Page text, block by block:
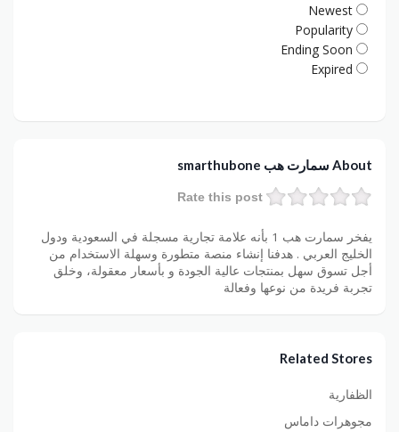
Newest
Popularity
Ending Soon
Expired
About سمارت هب smarthubone
Rate this post
يفخر سمارت هب 1 بأنه علامة تجارية مسجلة في السعودية ودول
الخليج العربي . هدفنا إنشاء منصة متطورة وسهلة الاستخدام من
أجل تسوق سهل بمنتجات عالية الجودة و بأسعار معقولة، وخلق
تجربة فريدة من نوعها وفعالة
Related Stores
الظفارية
مجوهرات داماس